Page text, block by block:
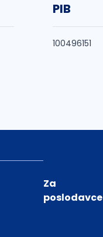
PIB
100496151
Za
poslodavce